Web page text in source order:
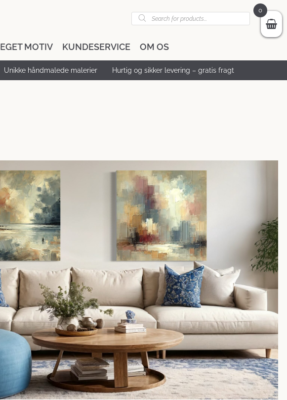
Products
search
EGET MOTIV KUNDESERVICE OM OS
Unikke håndmalede malerier Hurtig og sikker levering – gratis fragt
0